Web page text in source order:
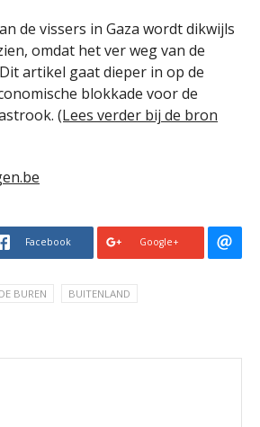
de vissers in Gaza wordt dikwijls
omdat het ver weg van de
artikel gaat dieper in op de
blokkade voor de
(Lees verder bij de bron
Facebook Google+
BUREN BUITENLAND